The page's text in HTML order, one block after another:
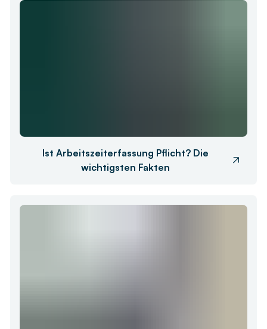
Ist Arbeitszeiterfassung Pflicht? Die
wichtigsten Fakten